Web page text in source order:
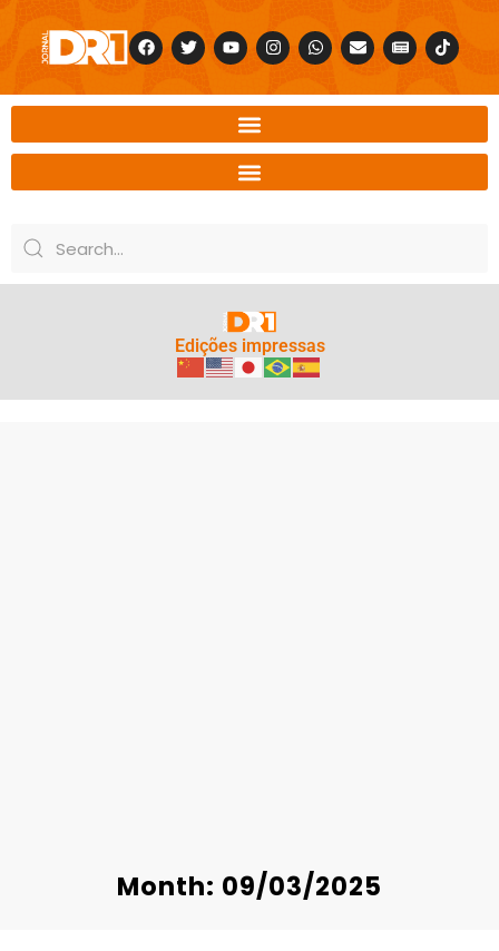
Edições impressas
Month: 09/03/2025